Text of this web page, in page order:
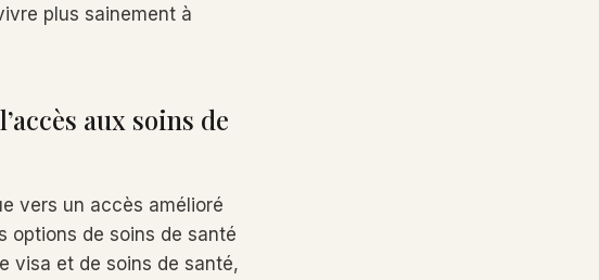
plus sainement à
aux soins de
vers un accès amélioré
options de soins de santé
visa et de soins de santé,